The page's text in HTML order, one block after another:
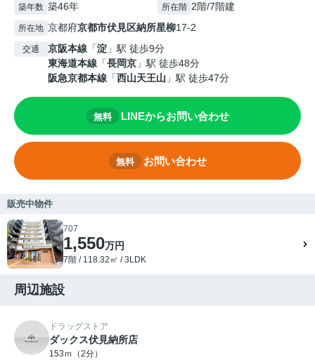
築年数 築46年 所在階 2階/7階建
所在地 京都府京都市伏見区納所星柳17-2
交通 京阪本線 「淀 」駅 徒歩9分
東海道本線 「長岡京 」駅 徒歩48分
阪急京都本線 「西山天王山 」駅 徒歩47分
無料 LINEからお問い合わせ
無料 お問い合わせ
販売中物件
707
1,550万円
7階 / 118.32㎡ / 3LDK
周辺施設
ドラッグストア
ダックス伏見納所店
153ｍ（2分）